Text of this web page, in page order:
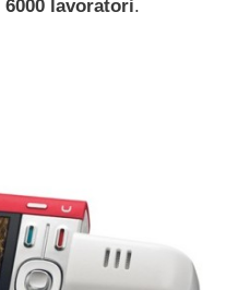
6000 lavoratori.